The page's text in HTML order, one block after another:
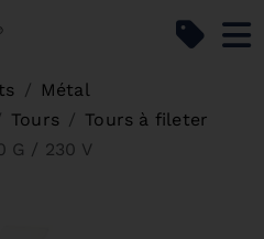
Métal
Tours
Tours à fileter
G / 230 V